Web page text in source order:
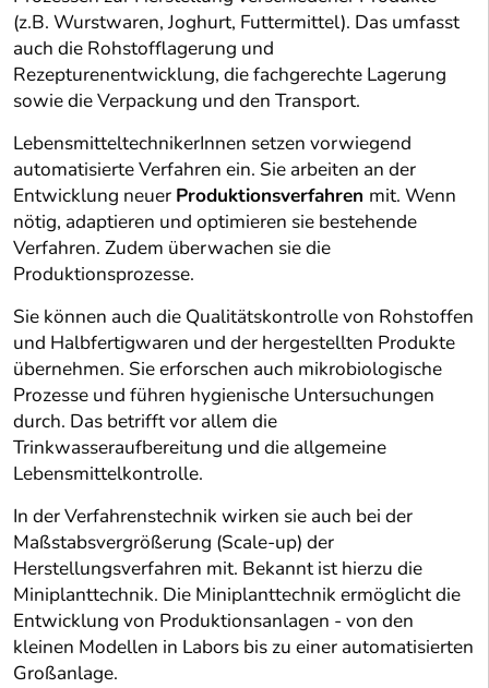
(z.B. Wurstwaren, Joghurt, Futtermittel). Das umfasst
auch die Rohstofflagerung und
Rezepturenentwicklung, die fachgerechte Lagerung
sowie die Verpackung und den Transport.
LebensmitteltechnikerInnen setzen vorwiegend
automatisierte Verfahren ein. Sie arbeiten an der
Entwicklung neuer Produktionsverfahren mit. Wenn
nötig, adaptieren und optimieren sie bestehende
Verfahren. Zudem überwachen sie die
Produktionsprozesse.
Sie können auch die Qualitätskontrolle von Rohstoffen
und Halbfertigwaren und der hergestellten Produkte
übernehmen. Sie erforschen auch mikrobiologische
Prozesse und führen hygienische Untersuchungen
durch. Das betrifft vor allem die
Trinkwasseraufbereitung und die allgemeine
Lebensmittelkontrolle.
In der Verfahrenstechnik wirken sie auch bei der
Maßstabsvergrößerung (Scale-up) der
Herstellungsverfahren mit. Bekannt ist hierzu die
Miniplanttechnik. Die Miniplanttechnik ermöglicht die
Entwicklung von Produktionsanlagen - von den
kleinen Modellen in Labors bis zu einer automatisierten
Großanlage.